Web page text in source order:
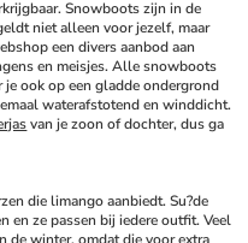
Snowboots zijn in de
niet alleen voor jezelf, maar
en meisjes. Alle snowboots
ook op een gladde ondergrond
waterafstotend en winddicht.
van je zoon of dochter, dus ga
die limango aanbiedt. Su?de
en ze passen bij iedere outfit. Veel